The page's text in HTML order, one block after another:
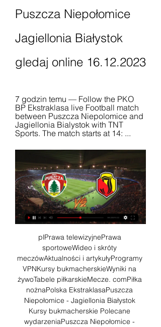
Puszcza Niepołomice
Jagiellonia Białystok
gledaj online 16.12.2023
7 godzin temu — Follow the PKO
BP Ekstraklasa live Football match
between Puszcza Niepolomice and
Jagiellonia Bialystok with TNT
Sports. The match starts at 14: ...
plPrawa telewizyjnePrawa
sportoweWideo i skróty
meczówAktualności i artykułyProgramy
VPNKursy bukmacherskieWyniki na
żywoTabele piłkarskieMecze. comPiłka
nożnaPolska EkstraklasaPuszcza
Niepołomice - Jagiellonia Białystok
Kursy bukmacherskie Polecane
wydarzeniaPuszcza Niepołomice -